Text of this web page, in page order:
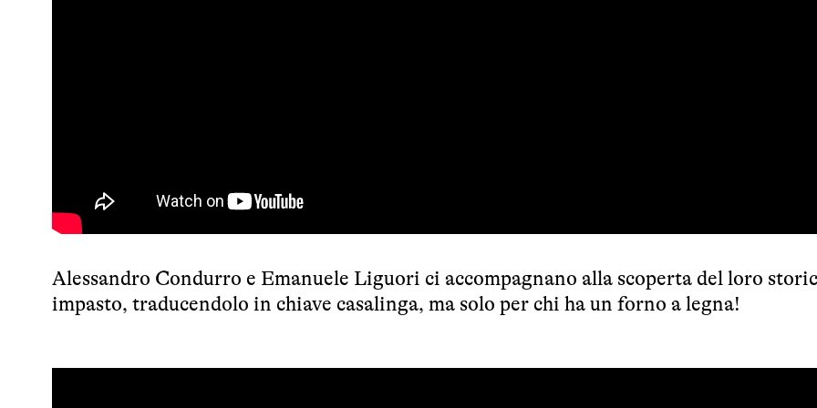
Alessandro Condurro e Emanuele Liguori ci accompagnano alla scoperta del loro
impasto, traducendolo in chiave casalinga, ma solo per chi ha un forno a legna!